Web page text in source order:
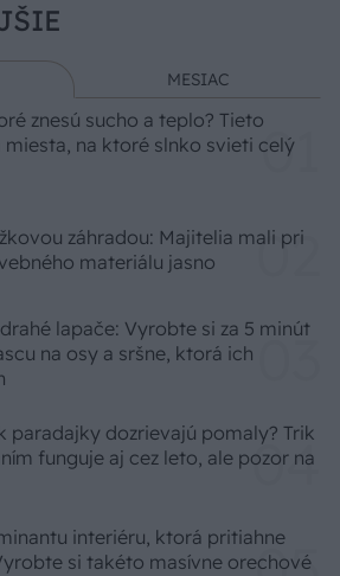
MESIAC
znesú sucho a teplo? Tieto
miesta, na ktoré slnko svieti celý
záhradou: Majitelia mali pri
materiálu jasno
lapače: Vyrobte si za 5 minút
na osy a sršne, ktorá ich
paradajky dozrievajú pomaly? Trik
funguje aj cez leto, ale pozor na
interiéru, ktorá pritiahne
si takéto masívne orechové